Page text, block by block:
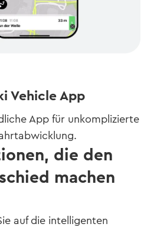
Vehicle App
App für unkomplizierte
die den
machen
auf die intelligenten